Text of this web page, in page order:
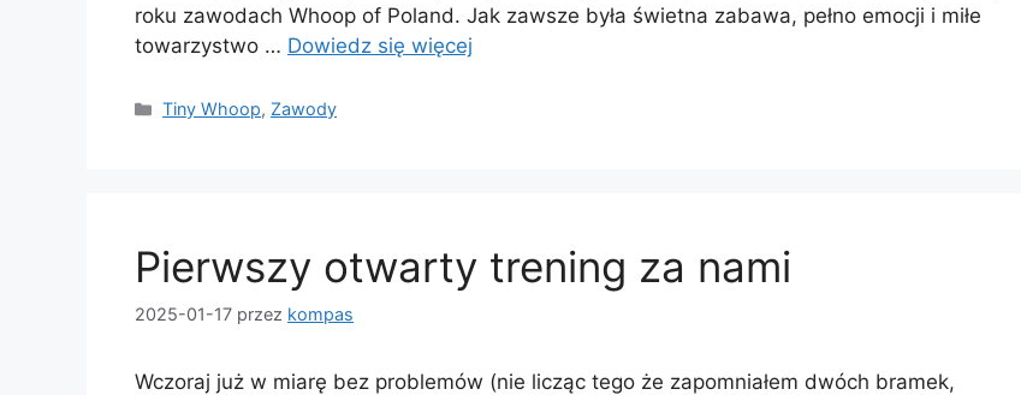
roku zawodach Whoop of Poland. Jak zawsze była świetna zabawa, pełno emocji i miłe
towarzystwo … Dowiedz się więcej
Kategorie
Tiny Whoop, Zawody
Pierwszy otwarty trening za nami
2025-01-17 przez kompas
Wczoraj już w miarę bez problemów (nie licząc tego że zapomniałem dwóch bramek,